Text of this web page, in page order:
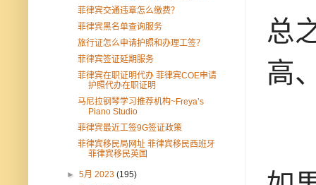
总
高
菲律宾交通违章怎么缴费？
菲律宾黑名单查询服务
旅行证怎么申请护照和办理工签？
菲律宾签证延期服务
菲律宾在职证明代办 菲律宾COE申请
护照代办在职证明
马尼拉钢琴学习推荐机构~Freya’s
Piano Studio
菲律宾最近工签9G签证政策
菲律宾移民局网址 菲律宾移民西班牙
菲律宾移民英国
►5月 2023(195)